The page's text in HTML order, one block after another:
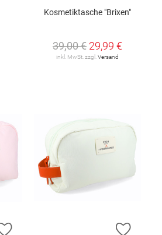
Kosmetiktasche "Brixen"
39,00 € 29,99 €
inkl. MwSt. zzgl.Versand
ZUR WUNSCHLISTE HINZUFÜGEN
ZUR